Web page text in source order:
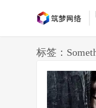
标签：